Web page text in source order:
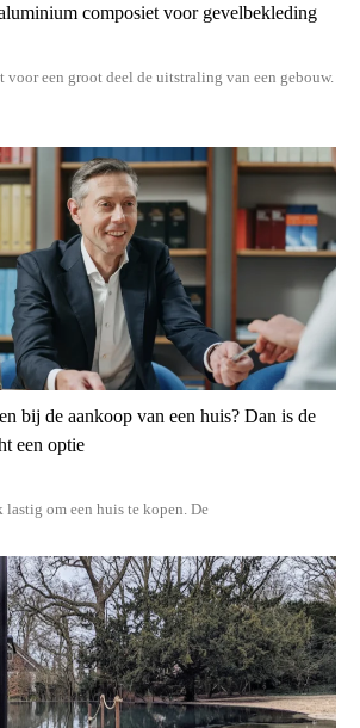
composiet voor gevelbekleding
een groot deel de uitstraling van een gebouw.
bij de aankoop van een huis? Dan is de
een optie
lastig om een huis te kopen. De